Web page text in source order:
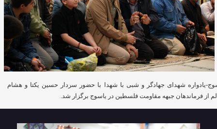
یادواره شهدای جهادگر و شبی با شهدا با حضور سردار حسین یکتا و هشام
از فرماندهان جبهه مقاومت فلسطین در یاسوج برگزار شد.